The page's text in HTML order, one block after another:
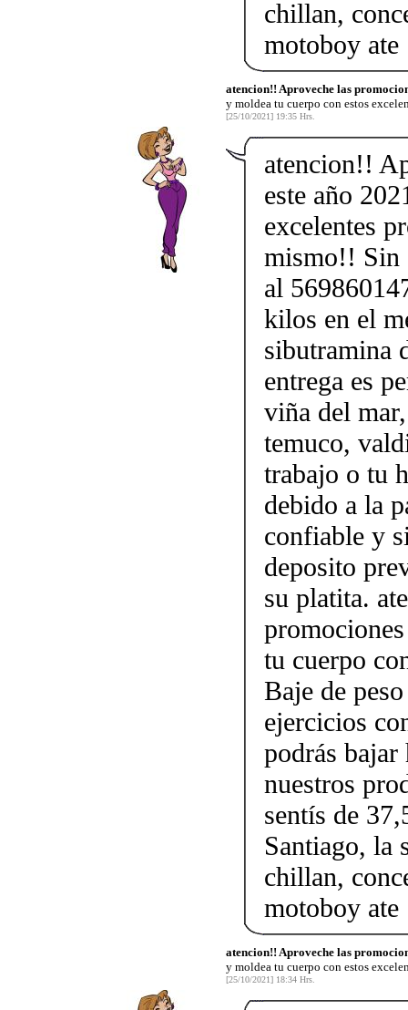
chillan,
motoboy ate
atencion!! Aproveche las
y moldea tu cuerpo con estos
[25/10/2021] 19:35 Hrs.
atencion!!
este año
excelentes
mismo!! Sin
al
kilos en el
sibutramina
entrega es
viña del
temuco,
trabajo o tu
debido a la
confiable y
deposito
su platita.
tu cuerpo
Baje de
ejercicios
podrás bajar
nuestros
sentís de
Santiago, la
chillan,
motoboy ate
atencion!! Aproveche las
y moldea tu cuerpo con estos
[25/10/2021] 18:34 Hrs.